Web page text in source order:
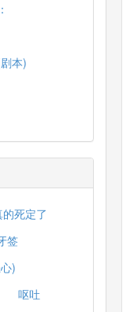
本)
的死定了
签
)
呕吐